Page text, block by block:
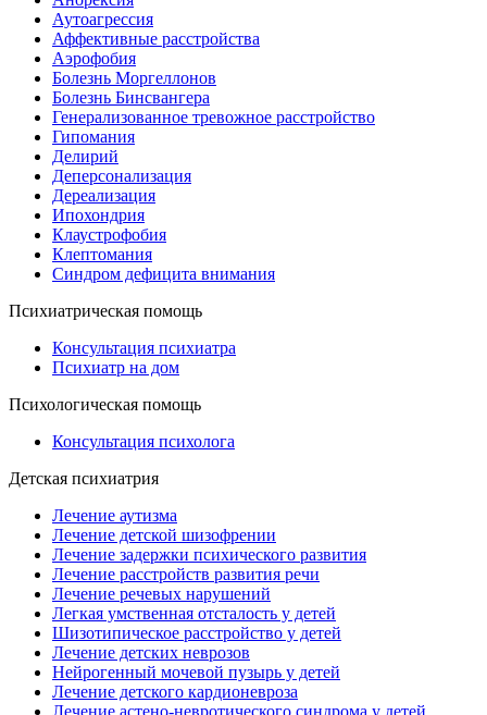
Аутоагрессия
Аффективные расстройства
Аэрофобия
Болезнь Моргеллонов
Болезнь Бинсвангера
Генерализованное тревожное расстройство
Гипомания
Делирий
Деперсонализация
Дереализация
Ипохондрия
Клаустрофобия
Клептомания
Синдром дефицита внимания
Психиатрическая помощь
Консультация психиатра
Психиатр на дом
Психологическая помощь
Консультация психолога
Детская психиатрия
Лечение аутизма
Лечение детской шизофрении
Лечение задержки психического развития
Лечение расстройств развития речи
Лечение речевых нарушений
Легкая умственная отсталость у детей
Шизотипическое расстройство у детей
Лечение детских неврозов
Нейрогенный мочевой пузырь у детей
Лечение детского кардионевроза